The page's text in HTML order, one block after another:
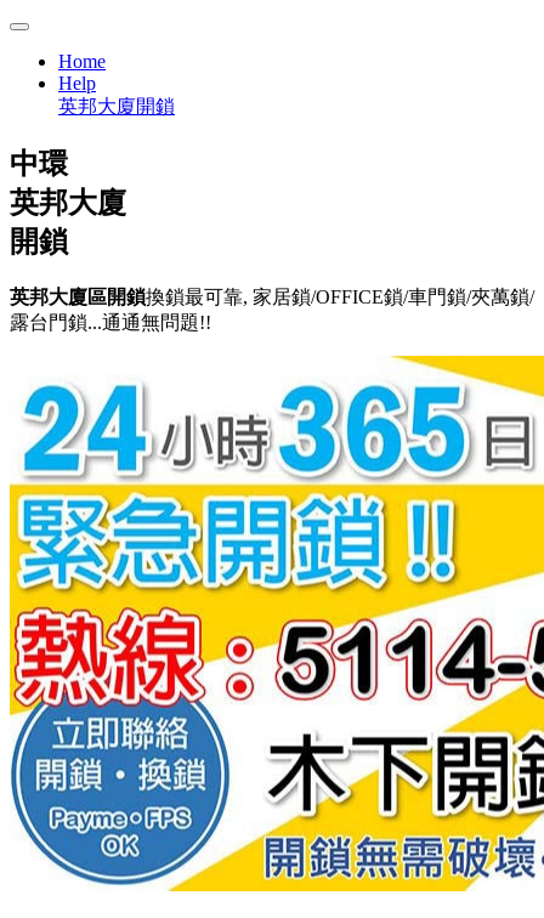
Home
Help
英邦大廈開鎖
中環
英邦大廈
開鎖
英邦大廈區開鎖換鎖最可靠, 家居鎖/OFFICE鎖/車門鎖/夾萬鎖/
露台門鎖...通通無問題!!